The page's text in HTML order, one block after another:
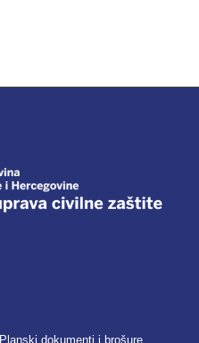
Planski dokumenti i brošure